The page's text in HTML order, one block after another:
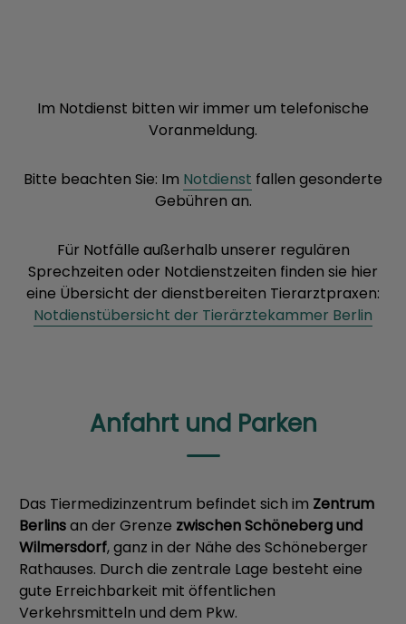
Im Notdienst bitten wir immer um telefonische
Voranmeldung.
Bitte beachten Sie: Im Notdienst fallen gesonderte
Gebühren an.
Für Notfälle außerhalb unserer regulären
Sprechzeiten oder Notdienstzeiten finden sie hier
eine Übersicht der dienstbereiten Tierarztpraxen:
Notdienstübersicht der Tierärztekammer Berlin
Anfahrt und Parken
Das Tiermedizinzentrum befindet sich im Zentrum
Berlinsan der Grenze zwischen Schöneberg und
Wilmersdorf, ganz in der Nähe des Schöneberger
Rathauses. Durch die zentrale Lage besteht eine
gute Erreichbarkeit mit öffentlichen
Verkehrsmitteln und dem Pkw.